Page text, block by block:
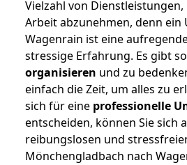
Vielzahl von
Arbeit abzunehmen, denn ein
Wagenrain ist eine
stressige Erfahrung. Es gibt
organisieren und zu
einfach die Zeit, um alles zu
sich für eine professionelle
entscheiden, können Sie sich
reibungslosen und
Mönchengladbach nach